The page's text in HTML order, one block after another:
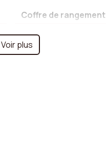
Coffre de rangement
Longueur
Voir plus